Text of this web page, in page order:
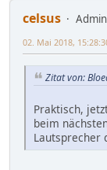
celsus
02. Mai 2018,
Zitat von:
Praktisch,
beim
Lautsprecher